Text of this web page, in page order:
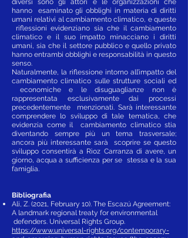
hanno esaminato gli obblighi in materia di diritti
umani relativi al cambiamento climatico, e queste
riflessioni evidenziano sia che il cambiamento
climatico e il suo impatto minacciano i diritti
umani, sia che il settore pubblico e quello privato
hanno entrambi obblighi e responsabilità in questo
senso.
Naturalmente, la riflessione intorno all’impatto del
cambiamento climatico sulle strutture sociali ed
economiche e le disuguaglianze non è
rappresentata esclusivamente dai processi
precedentemente menzionati. Sarà interessante
comprendere lo sviluppo di tale tematica, che
evidenzia come il cambiamento climatico stia
diventando sempre più un tema trasversale;
ancora più interessante sarà scoprire se questo
sviluppo consentirà a Rìoz Carranza di avere, un
giorno, acqua a sufficienza per se stessa e la sua
famiglia.
Bibliografia
Ali, Z. (2021, February 10). The Escazú Agreement:
A landmark regional treaty for environmental
defenders. Universal Rights Group.
https://www.universal-rights.org/contemporary-